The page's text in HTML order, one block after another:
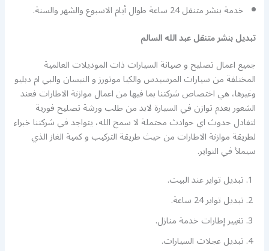
خدمة بنشر متنقل 24 ساعة طوال أيام الاسبوع والشهر والسنة.
تبديل بنشر متنقل عبد الله السالم
جميع اعمال تصليح و صيانة السيارات ذات الموديلات العالمية
المختلفة من سيارات المرسيدس والكيا موتورز و النيسان والبي ام دبليو
وغيرها، هي اختصاص شركتنا بما فيها من اعمال موازنة الاطارات فعند
الشعور بعدم توازن في السيارة لابد من طلب ورشة تصليح فورية
لتفادل حدوث اي حوادث محتملة لا سمح الله، يتواجد في شركتنا خبراء
لطريقة موازنة الاطارات من حيث طريقة التركيب و كمية الغاز الذي
سيملأ في التواير.
تبديل تواير عند البيت.
تبديل تواير 24 ساعة.
تغيير إطارات خدمة منازل.
تبديل عجلات السيارات.